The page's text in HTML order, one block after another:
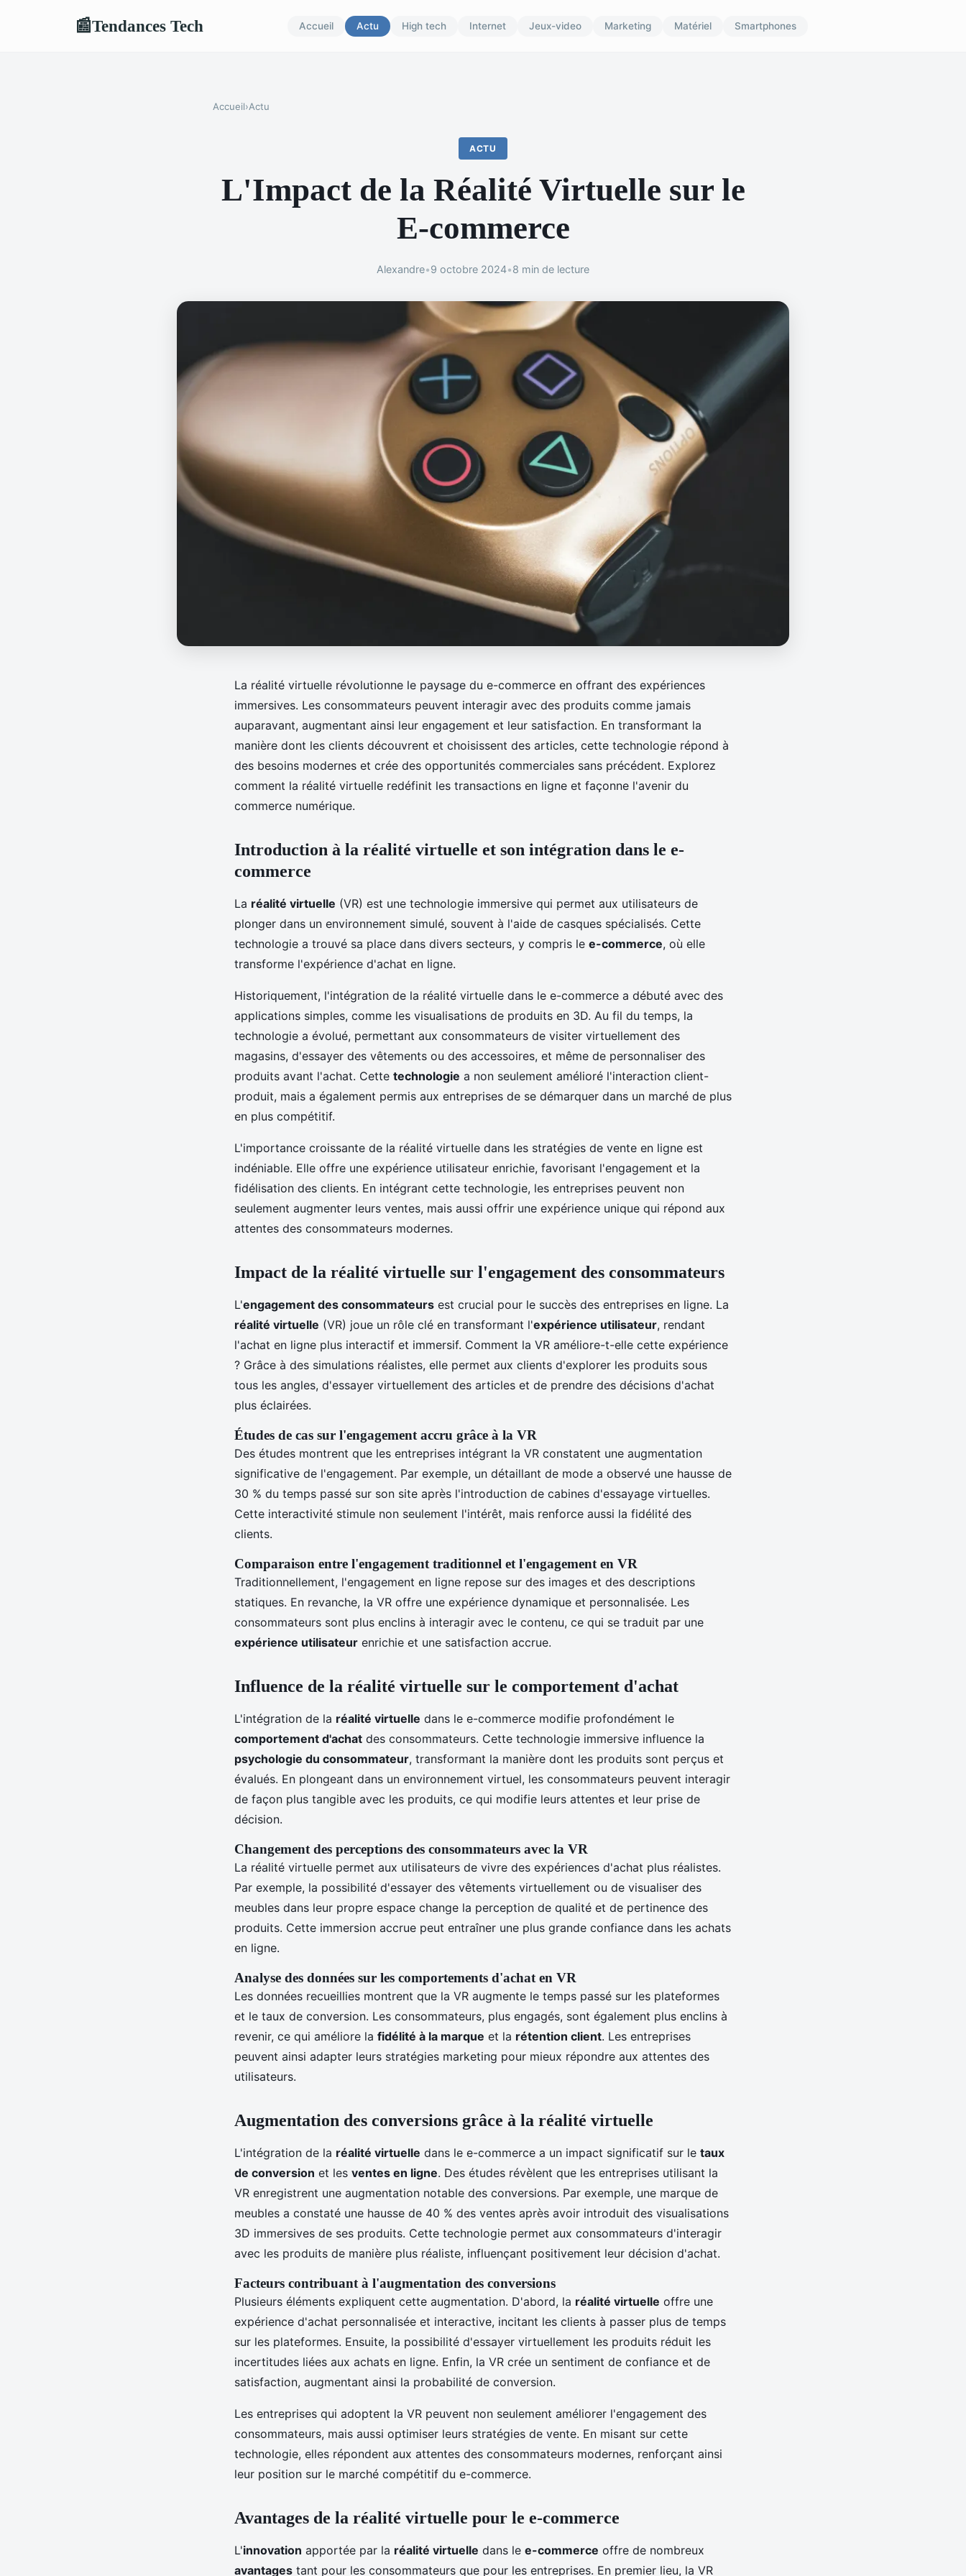
📰Tendances Tech Accueil Actu High tech Internet Jeux-video Marketing Matériel Smartphones
Accueil›Actu
ACTU
L'Impact de la Réalité Virtuelle sur le
E-commerce
Alexandre•9 octobre 2024•8 min de lecture
La réalité virtuelle révolutionne le paysage du e-commerce en offrant des expériences
immersives. Les consommateurs peuvent interagir avec des produits comme jamais
auparavant, augmentant ainsi leur engagement et leur satisfaction. En transformant la
manière dont les clients découvrent et choisissent des articles, cette technologie répond à
des besoins modernes et crée des opportunités commerciales sans précédent. Explorez
comment la réalité virtuelle redéfinit les transactions en ligne et façonne l'avenir du
commerce numérique.
Introduction à la réalité virtuelle et son intégration dans le e-
commerce
La réalité virtuelle (VR) est une technologie immersive qui permet aux utilisateurs de
plonger dans un environnement simulé, souvent à l'aide de casques spécialisés. Cette
technologie a trouvé sa place dans divers secteurs, y compris le e-commerce, où elle
transforme l'expérience d'achat en ligne.
Historiquement, l'intégration de la réalité virtuelle dans le e-commerce a débuté avec des
applications simples, comme les visualisations de produits en 3D. Au fil du temps, la
technologie a évolué, permettant aux consommateurs de visiter virtuellement des
magasins, d'essayer des vêtements ou des accessoires, et même de personnaliser des
produits avant l'achat. Cette technologie a non seulement amélioré l'interaction client-
produit, mais a également permis aux entreprises de se démarquer dans un marché de plus
en plus compétitif.
L'importance croissante de la réalité virtuelle dans les stratégies de vente en ligne est
indéniable. Elle offre une expérience utilisateur enrichie, favorisant l'engagement et la
fidélisation des clients. En intégrant cette technologie, les entreprises peuvent non
seulement augmenter leurs ventes, mais aussi offrir une expérience unique qui répond aux
attentes des consommateurs modernes.
Impact de la réalité virtuelle sur l'engagement des consommateurs
L'engagement des consommateurs est crucial pour le succès des entreprises en ligne. La
réalité virtuelle (VR) joue un rôle clé en transformant l'expérience utilisateur, rendant
l'achat en ligne plus interactif et immersif. Comment la VR améliore-t-elle cette expérience
? Grâce à des simulations réalistes, elle permet aux clients d'explorer les produits sous
tous les angles, d'essayer virtuellement des articles et de prendre des décisions d'achat
plus éclairées.
Études de cas sur l'engagement accru grâce à la VR
Des études montrent que les entreprises intégrant la VR constatent une augmentation
significative de l'engagement. Par exemple, un détaillant de mode a observé une hausse de
30 % du temps passé sur son site après l'introduction de cabines d'essayage virtuelles.
Cette interactivité stimule non seulement l'intérêt, mais renforce aussi la fidélité des
clients.
Comparaison entre l'engagement traditionnel et l'engagement en VR
Traditionnellement, l'engagement en ligne repose sur des images et des descriptions
statiques. En revanche, la VR offre une expérience dynamique et personnalisée. Les
consommateurs sont plus enclins à interagir avec le contenu, ce qui se traduit par une
expérience utilisateur enrichie et une satisfaction accrue.
Influence de la réalité virtuelle sur le comportement d'achat
L'intégration de la réalité virtuelle dans le e-commerce modifie profondément le
comportement d'achat des consommateurs. Cette technologie immersive influence la
psychologie du consommateur, transformant la manière dont les produits sont perçus et
évalués. En plongeant dans un environnement virtuel, les consommateurs peuvent interagir
de façon plus tangible avec les produits, ce qui modifie leurs attentes et leur prise de
décision.
Changement des perceptions des consommateurs avec la VR
La réalité virtuelle permet aux utilisateurs de vivre des expériences d'achat plus réalistes.
Par exemple, la possibilité d'essayer des vêtements virtuellement ou de visualiser des
meubles dans leur propre espace change la perception de qualité et de pertinence des
produits. Cette immersion accrue peut entraîner une plus grande confiance dans les achats
en ligne.
Analyse des données sur les comportements d'achat en VR
Les données recueillies montrent que la VR augmente le temps passé sur les plateformes
et le taux de conversion. Les consommateurs, plus engagés, sont également plus enclins à
revenir, ce qui améliore la fidélité à la marque et la rétention client. Les entreprises
peuvent ainsi adapter leurs stratégies marketing pour mieux répondre aux attentes des
utilisateurs.
Augmentation des conversions grâce à la réalité virtuelle
L'intégration de la réalité virtuelle dans le e-commerce a un impact significatif sur le taux
de conversion et les ventes en ligne. Des études révèlent que les entreprises utilisant la
VR enregistrent une augmentation notable des conversions. Par exemple, une marque de
meubles a constaté une hausse de 40 % des ventes après avoir introduit des visualisations
3D immersives de ses produits. Cette technologie permet aux consommateurs d'interagir
avec les produits de manière plus réaliste, influençant positivement leur décision d'achat.
Facteurs contribuant à l'augmentation des conversions
Plusieurs éléments expliquent cette augmentation. D'abord, la réalité virtuelle offre une
expérience d'achat personnalisée et interactive, incitant les clients à passer plus de temps
sur les plateformes. Ensuite, la possibilité d'essayer virtuellement les produits réduit les
incertitudes liées aux achats en ligne. Enfin, la VR crée un sentiment de confiance et de
satisfaction, augmentant ainsi la probabilité de conversion.
Les entreprises qui adoptent la VR peuvent non seulement améliorer l'engagement des
consommateurs, mais aussi optimiser leurs stratégies de vente. En misant sur cette
technologie, elles répondent aux attentes des consommateurs modernes, renforçant ainsi
leur position sur le marché compétitif du e-commerce.
Avantages de la réalité virtuelle pour le e-commerce
L'innovation apportée par la réalité virtuelle dans le e-commerce offre de nombreux
avantages tant pour les consommateurs que pour les entreprises. En premier lieu, la VR